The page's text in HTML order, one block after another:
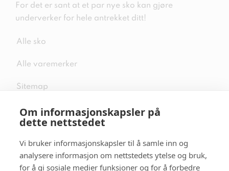
Om informasjonskapsler på
dette nettstedet
Vi bruker informasjonskapsler til å samle inn og
analysere informasjon om nettstedets ytelse og bruk,
for å gi sosiale medier funksjoner og for å forbedre
For det er sant at et par nye sko kan gjøre
underverker for hele antrekket ditt!
Alle sko
Alle varemerker
Sitemap
Følg oss i sosiale medier